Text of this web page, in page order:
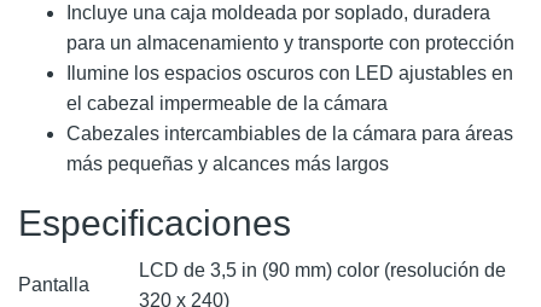
Incluye una caja moldeada por soplado, duradera
para un almacenamiento y transporte con protección
Ilumine los espacios oscuros con LED ajustables en
el cabezal impermeable de la cámara
Cabezales intercambiables de la cámara para áreas
más pequeñas y alcances más largos
Especificaciones
Pantalla
LCD de 3,5 in (90 mm) color (resolución de
320 x 240)